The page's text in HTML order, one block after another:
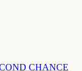
CHANCE